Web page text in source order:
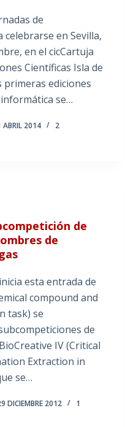
de
en Sevilla,
en el cicCartuja
Científicas Isla de
primeras ediciones
se…
ABRIL 2014
2
de
de
esta entrada de
compound and
task) se
de
IV (Critical
Extraction in
se…
DICIEMBRE 2012
1